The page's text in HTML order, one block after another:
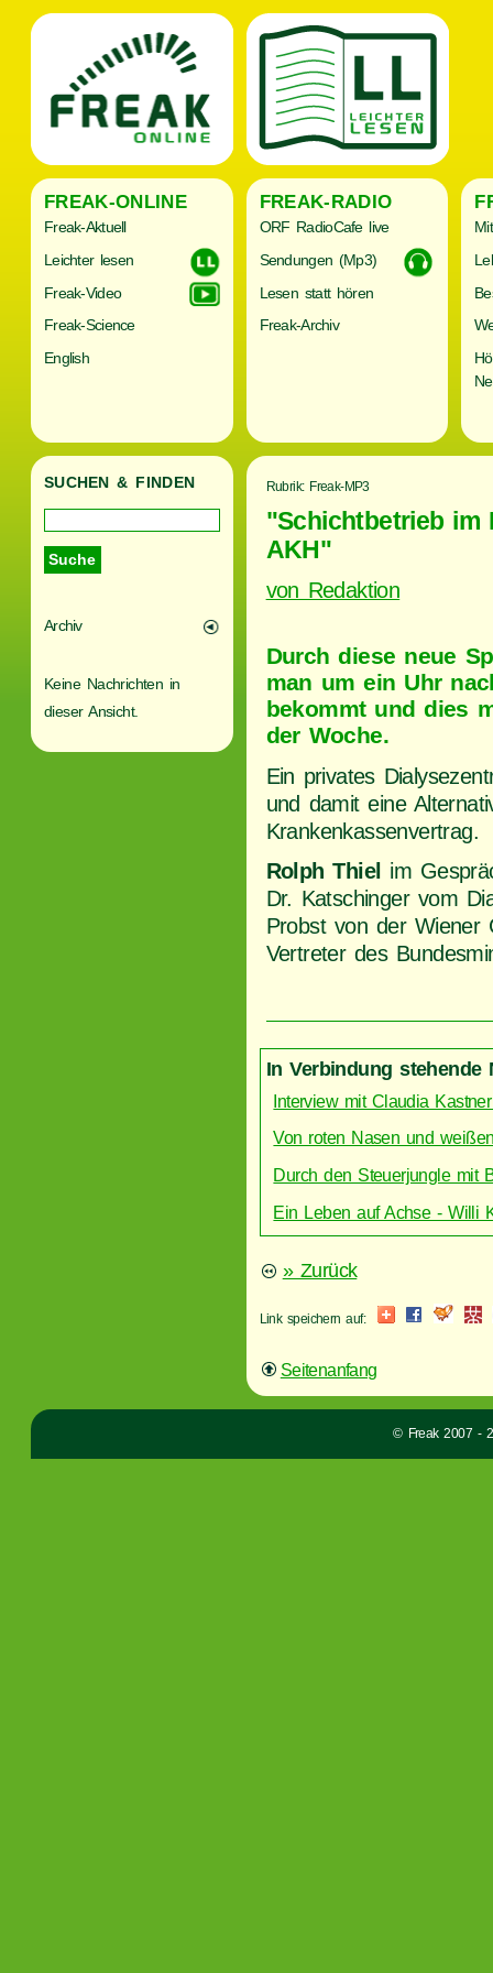
FREAK-ONLINE
Freak-Aktuell
Leichter lesen
Freak-Video
Freak-Science
English
FREAK-RADIO
ORF RadioCafe live
Sendungen (Mp3)
Lesen statt hören
Freak-Archiv
SUCHEN & FINDEN
Archiv
Keine Nachrichten in
dieser Ansicht.
Rubrik: Freak-MP3
"Schichtbetrieb im
AKH"
von Redaktion
Durch diese neue
man um ein Uhr
bekommt und dies
der Woche.
Ein privates
und damit eine
Krankenkassenvertrag.
Rolph Thiel im
Dr. Katschinger vom
Probst von der Wiener
Vertreter des
In Verbindung stehende
Interview mit Claudia
Von roten Nasen und
Durch den Steuerjungle mit
Ein Leben auf Achse - Willi
» Zurück
Link speichern auf:
Seitenanfang
© Freak 2007 -